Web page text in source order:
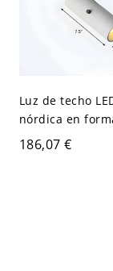
Luz de techo
nórdica en
de cemento semi
empotrada -
186,07 €